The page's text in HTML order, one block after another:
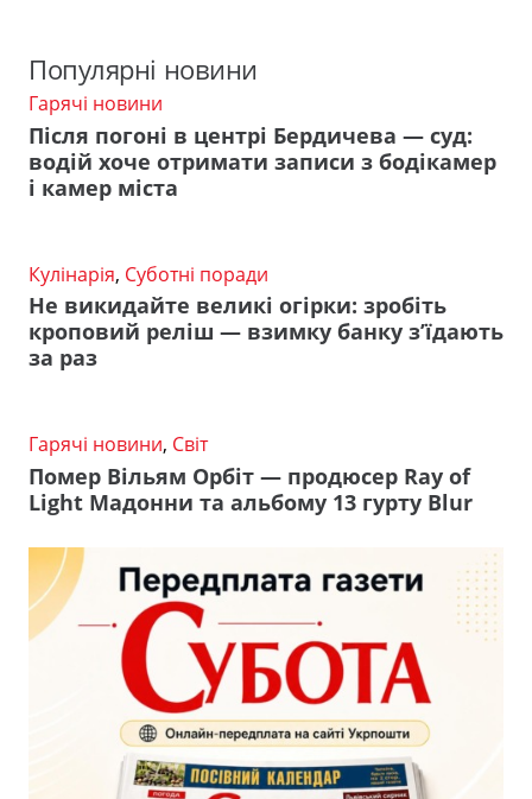
Популярні новини
Гарячі новини
Після погоні в центрі Бердичева — суд:
водій хоче отримати записи з бодікамер
і камер міста
Кулінарія, Суботні поради
Не викидайте великі огірки: зробіть
кроповий реліш — взимку банку з’їдають
за раз
Гарячі новини, Світ
Помер Вільям Орбіт — продюсер Ray of
Light Мадонни та альбому 13 гурту Blur